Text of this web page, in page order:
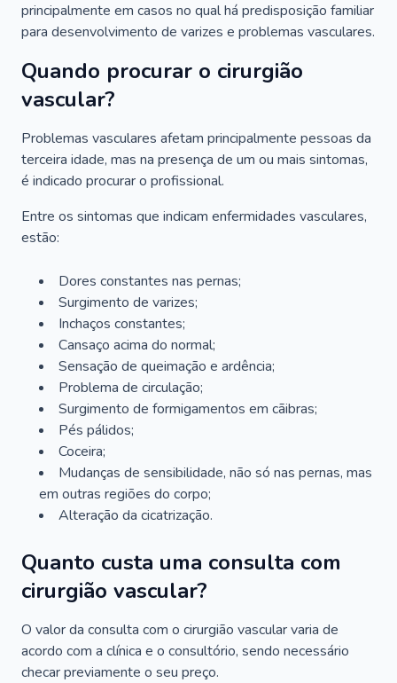
principalmente em casos no qual há predisposição familiar
para desenvolvimento de varizes e problemas vasculares.
Quando procurar o cirurgião
vascular?
Problemas vasculares afetam principalmente pessoas da
terceira idade, mas na presença de um ou mais sintomas,
é indicado procurar o profissional.
Entre os sintomas que indicam enfermidades vasculares,
estão:
Dores constantes nas pernas;
Surgimento de varizes;
Inchaços constantes;
Cansaço acima do normal;
Sensação de queimação e ardência;
Problema de circulação;
Surgimento de formigamentos em cãibras;
Pés pálidos;
Coceira;
Mudanças de sensibilidade, não só nas pernas, mas
em outras regiões do corpo;
Alteração da cicatrização.
Quanto custa uma consulta com
cirurgião vascular?
O valor da consulta com o cirurgião vascular varia de
acordo com a clínica e o consultório, sendo necessário
checar previamente o seu preço.